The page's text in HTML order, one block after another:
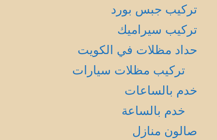
تركيب جبس بورد
تركيب سيراميك
حداد مظلات في الكويت
تركيب مظلات سيارات
خدم بالساعات
خدم بالساعة
صالون منازل